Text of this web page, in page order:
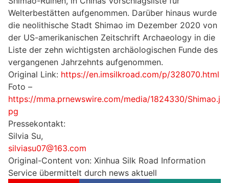
Welterbestätten aufgenommen. Darüber hinaus wurde
die neolithische Stadt Shimao im Dezember 2020 von
der US-amerikanischen Zeitschrift Archaeology in die
Liste der zehn wichtigsten archäologischen Funde des
vergangenen Jahrzehnts aufgenommen.
Original Link: https://en.imsilkroad.com/p/328070.html
Foto –
https://mma.prnewswire.com/media/1824330/Shimao.j
pg
Pressekontakt:
Silvia Su,
silviasu07@163.com
Original-Content von: Xinhua Silk Road Information
Service übermittelt durch news aktuell